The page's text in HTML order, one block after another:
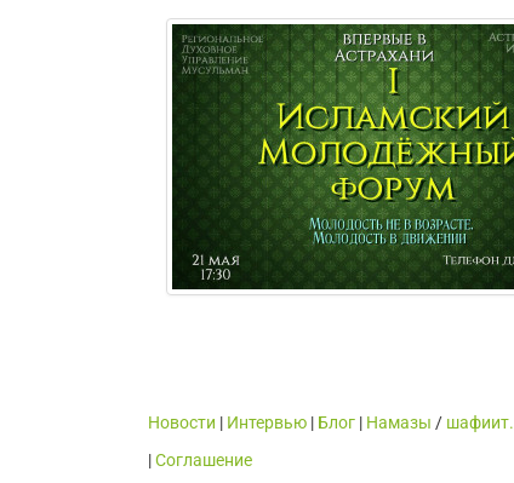
Новости | Интервью | Блог | Намазы / шафиит.
|Cоглашение